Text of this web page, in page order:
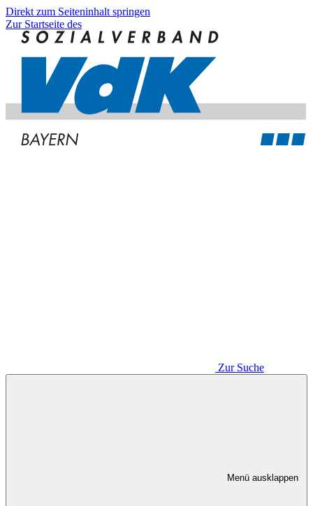
Direkt zum Seiteninhalt springen
Zur Startseite des
Zur Suche
Menü ausklappen